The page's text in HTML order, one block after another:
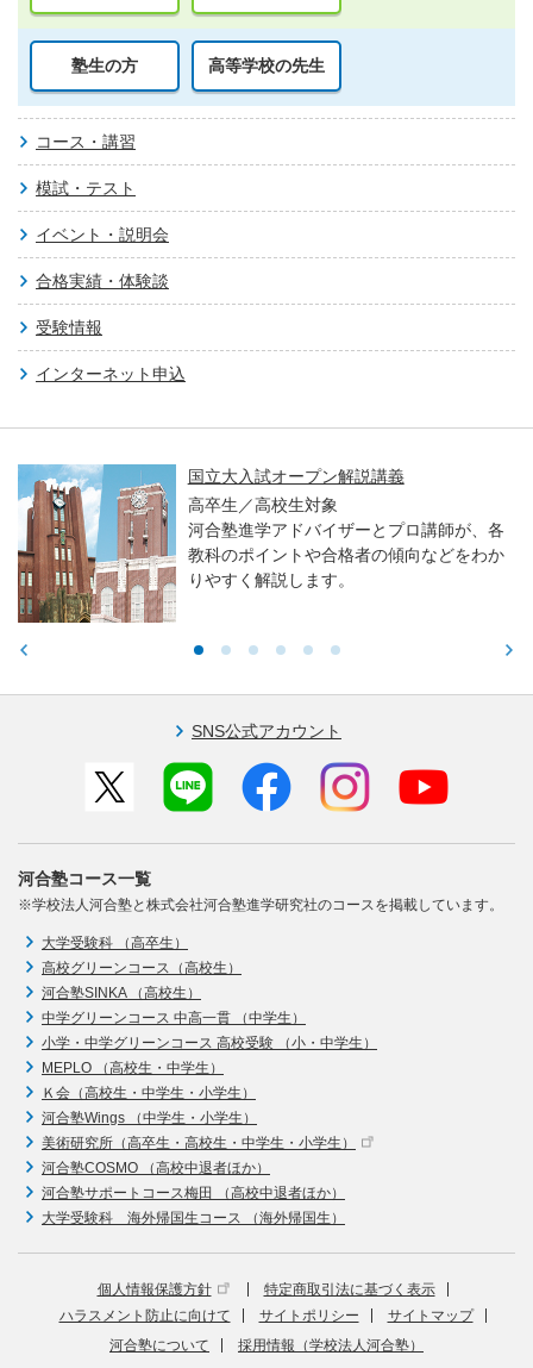
塾生の方 高等学校の先生
コース・講習
模試・テスト
イベント・説明会
合格実績・体験談
受験情報
インターネット申込
国立大入試オープン解説講義
高卒生／高校生対象
河合塾進学アドバイザーとプロ講師が、各
教科のポイントや合格者の傾向などをわか
りやすく解説します。
SNS公式アカウント
河合塾コース一覧
※学校法人河合塾と株式会社河合塾進学研究社のコースを掲載しています。
大学受験科 （高卒生）
高校グリーンコース（高校生）
河合塾SINKA （高校生）
中学グリーンコース 中高一貫 （中学生）
小学・中学グリーンコース 高校受験 （小・中学生）
MEPLO （高校生・中学生）
Ｋ会（高校生・中学生・小学生）
河合塾Wings （中学生・小学生）
美術研究所（高卒生・高校生・中学生・小学生）
河合塾COSMO （高校中退者ほか）
河合塾サポートコース梅田 （高校中退者ほか）
大学受験科 海外帰国生コース （海外帰国生）
個人情報保護方針
特定商取引法に基づく表示
ハラスメント防止に向けて
サイトポリシー
サイトマップ
河合塾について
採用情報（学校法人河合塾）